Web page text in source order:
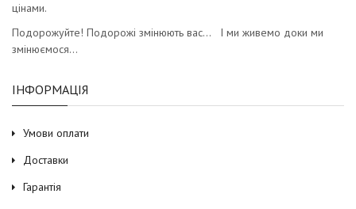
цінами.
Подорожуйте! Подорожі змінюють вас… І ми живемо доки ми
змінюємося…
ІНФОРМАЦІЯ
Умови оплати
Доставки
Гарантія